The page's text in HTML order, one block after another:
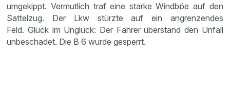
umgekippt. Vermutlich traf eine starke Windböe auf den
Sattelzug. Der Lkw stürzte auf ein angrenzendes
Feld. Glück im Unglück: Der Fahrer überstand den Unfall
unbeschadet. Die B 6 wurde gesperrt.